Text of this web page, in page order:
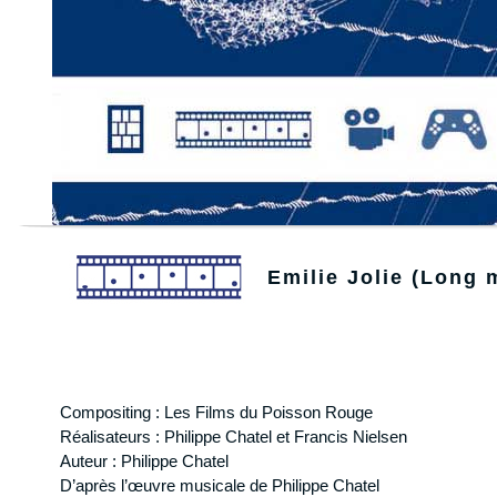
Emilie Jolie (Long
Compositing : Les Films du Poisson Rouge
Réalisateurs : Philippe Chatel et Francis Nielsen
Auteur : Philippe Chatel
D’après l’œuvre musicale de Philippe Chatel